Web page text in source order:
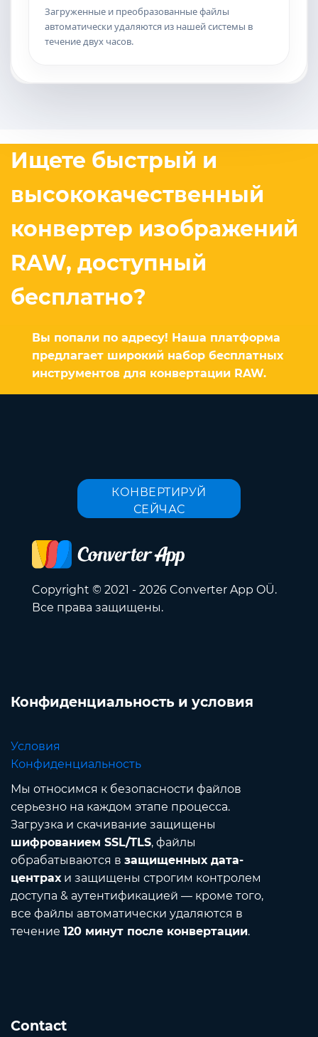
Загруженные и преобразованные файлы
автоматически удаляются из нашей системы в
течение двух часов.
Ищете быстрый и
высококачественный
конвертер изображений
RAW, доступный
бесплатно?
Вы попали по адресу! Наша платформа
предлагает широкий набор бесплатных
инструментов для конвертации RAW.
КОНВЕРТИРУЙ
СЕЙЧАС
Copyright © 2021 - 2026 Converter App OÜ.
Все права защищены.
Конфиденциальность и условия
Условия
Конфиденциальность
Мы относимся к безопасности файлов
серьезно на каждом этапе процесса.
Загрузка и скачивание защищены
шифрованием SSL/TLS, файлы
обрабатываются в защищенных дата-
центрахи защищены строгим контролем
доступа & аутентификацией — кроме того,
все файлы автоматически удаляются в
течение 120 минут после конвертации.
Contact